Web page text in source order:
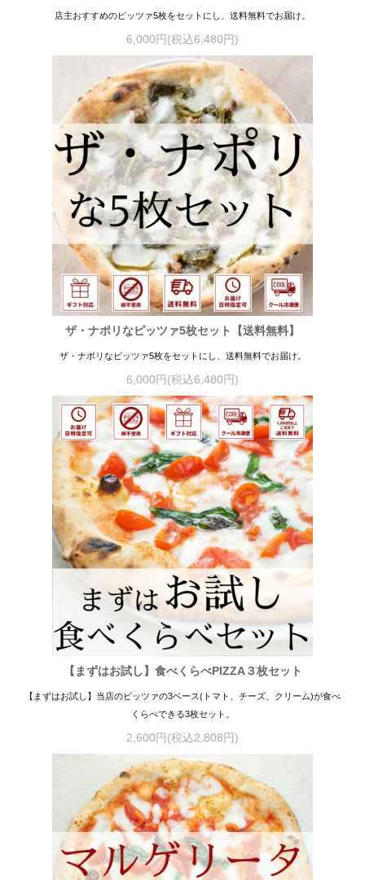
店主おすすめのピッツァ5枚をセットにし、送料無料でお届け。
6,000円(税込6,480円)
ザ・ナポリなピッツァ5枚セット【送料無料】
ザ・ナポリなピッツァ5枚をセットにし、送料無料でお届け。
6,000円(税込6,480円)
【まずはお試し】食べくらべPIZZA３枚セット
【まずはお試し】当店のピッツァの3ベース(トマト、チーズ、クリーム)が食べ
くらべできる3枚セット。
2,600円(税込2,808円)